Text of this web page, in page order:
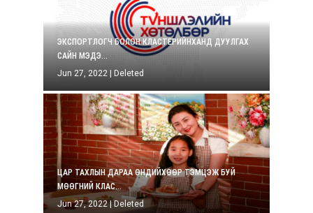
ЭКСПОРТЛОГЧ БОЛОН КЛАСТЕРИЙНХАНД ДУУЛГАХ
САЙН МЭДЭ...
Jun 27, 2022
Deleted
ЦАР ТАХЛЫН ДАРАА ӨНДИЙХӨӨР ТЭМЦЭЖ БУЙ
МӨӨГНИЙ КЛАС...
Jun 27, 2022 | Deleted